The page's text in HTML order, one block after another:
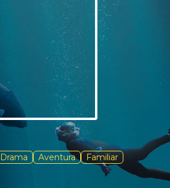
Drama Aventura Familiar